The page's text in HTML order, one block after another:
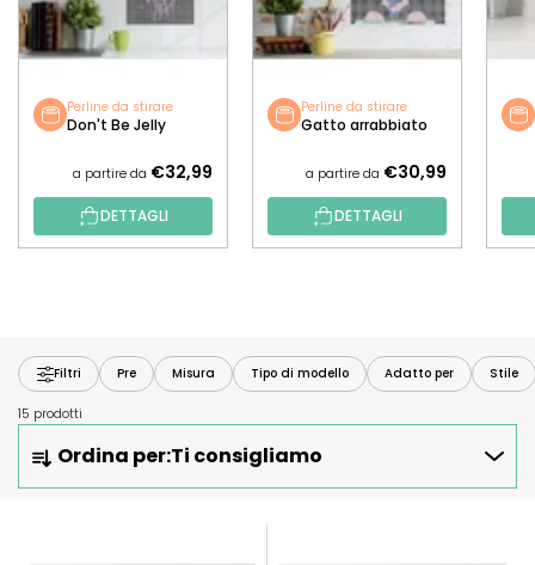
Perline da stirare
Don't Be Jelly
a partire da €32,99
DETTAGLI
Perline da stirare
Gatto arrabbiato
a partire da €30,99
DETTAGLI
Filtri Pre Misura Tipo di modello Adatto per Stile
15 prodotti
D
Ordina per:Ti consigliamo